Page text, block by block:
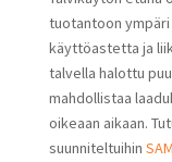
tuotantoon
käyttöastetta ja
talvella halottu
mahdollistaa
oikeaan aikaan.
suunniteltuihin